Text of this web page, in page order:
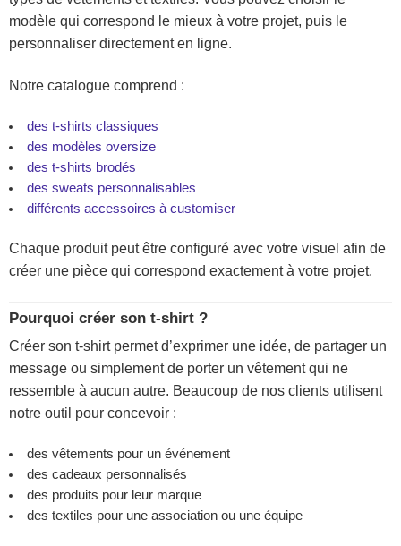
modèle qui correspond le mieux à votre projet, puis le
personnaliser directement en ligne.
Notre catalogue comprend :
des t-shirts classiques
des modèles oversize
des t-shirts brodés
des sweats personnalisables
différents accessoires à customiser
Chaque produit peut être configuré avec votre visuel afin de
créer une pièce qui correspond exactement à votre projet.
Pourquoi créer son t-shirt ?
Créer son t-shirt permet d’exprimer une idée, de partager un
message ou simplement de porter un vêtement qui ne
ressemble à aucun autre. Beaucoup de nos clients utilisent
notre outil pour concevoir :
des vêtements pour un événement
des cadeaux personnalisés
des produits pour leur marque
des textiles pour une association ou une équipe